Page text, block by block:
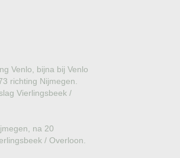
Venlo, bijna bij Venlo
richting Nijmegen.
Vierlingsbeek /
na 20
/ Overloon.